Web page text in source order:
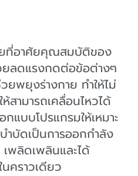
ยที่อาศัยคุณสมบัติของ
ลดแรงกดต่อข้อต่างๆ
ยพยุงร่างกาย ทำให้ไม่
สามารถเคลื่อนไหวได้
แบบโปรแกรมให้เหมาะ
ำบัดเป็นการออกกำลัง
พลิดเพลินและได้
นคราวเดียว